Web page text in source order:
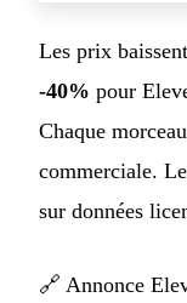
Les prix
-40% pour
Chaque
commerciale.
sur données
🔗 Annonce